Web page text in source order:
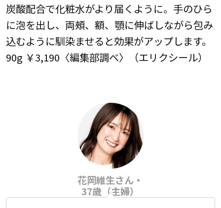
炭酸配合で化粧水がより届くように。手のひら
に泡を出し、両頰、額、顎に伸ばしながら包み
込むように馴染ませると効果がアップします。
90g ￥3,190〈編集部調べ〉（エリクシール）
花岡維生さん・
37歳（主婦）